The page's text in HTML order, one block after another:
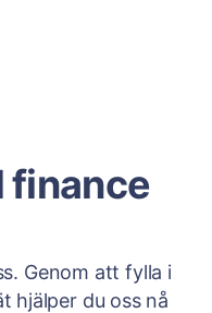
finance
Genom att fylla i
hjälper du oss nå